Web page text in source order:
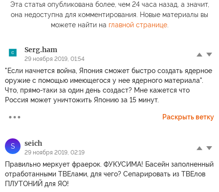
Эта статья опубликована более, чем 24 часа назад, а значит,
она недоступна для комментирования. Новые материалы вы
можете найти на главной странице.
Serg.ham
29 ноября 2019, 01:54
"Если начнется война, Япония сможет быстро создать ядерное
оружие с помощью имеющегося у нее ядерного материала".
Что, прямо-таки за один день создаст? Мне кажется что
Россия может уничтожить Японию за 15 минут.
Раскрыть ветку
S seich
29 ноября 2019, 02:19
Правильно меркует фраерок. ФУКУСИМА! Басейн заполненный
отработанными ТВЕлами, для чего? Сепарировать из ТВЕлов
ПЛУТОНИЙ для ЯО!